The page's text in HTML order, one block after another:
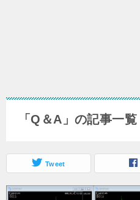
「Q＆A」の記事一覧
Tweet